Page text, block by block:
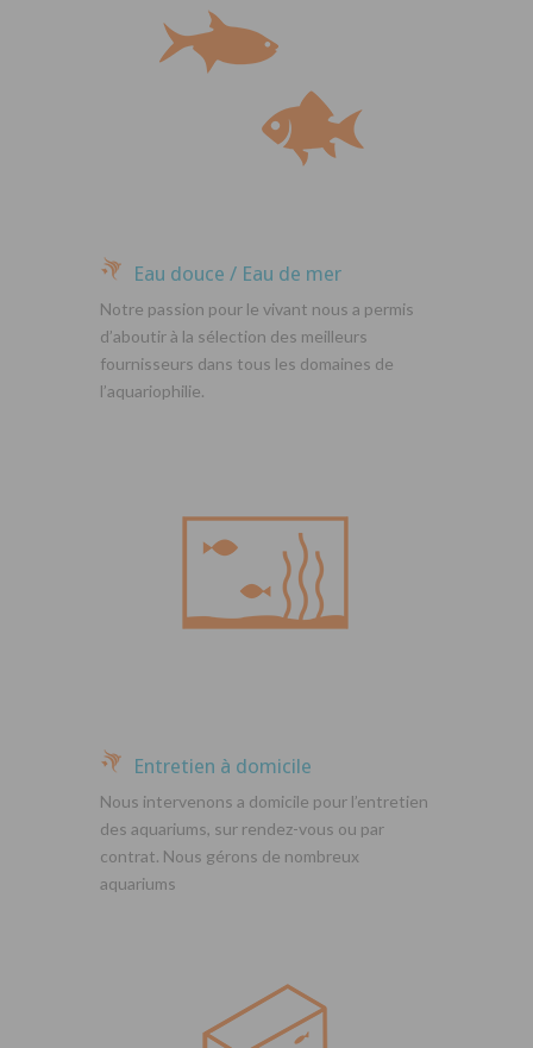
Eau douce / Eau de mer
Notre passion pour le vivant nous a permis
d’aboutir à la sélection des meilleurs
fournisseurs dans tous les domaines de
l’aquariophilie.
Entretien à domicile
Nous intervenons a domicile pour l’entretien
des aquariums, sur rendez-vous ou par
contrat. Nous gérons de nombreux
aquariums